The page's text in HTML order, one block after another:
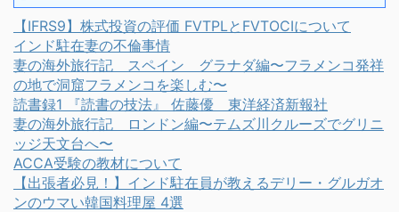
【IFRS9】株式投資の評価 FVTPLとFVTOCIについて
インド駐在妻の不倫事情
妻の海外旅行記 スペイン グラナダ編〜フラメンコ発祥
の地で洞窟フラメンコを楽しむ〜
読書録1 『読書の技法』 佐藤優 東洋経済新報社
妻の海外旅行記 ロンドン編〜テムズ川クルーズでグリニ
ッジ天文台へ〜
ACCA受験の教材について
【出張者必見！】インド駐在員が教えるデリー・グルガオ
ンのウマい韓国料理屋 4選